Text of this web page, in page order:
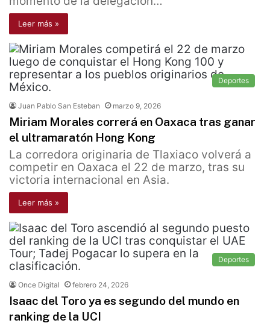
Leer más »
Deportes
Juan Pablo San Esteban marzo 9, 2026
Miriam Morales correrá en Oaxaca tras ganar
el ultramaratón Hong Kong
La corredora originaria de Tlaxiaco volverá a
competir en Oaxaca el 22 de marzo, tras su
victoria internacional en Asia.
Leer más »
Deportes
Once Digital febrero 24, 2026
Isaac del Toro ya es segundo del mundo en
ranking de la UCI